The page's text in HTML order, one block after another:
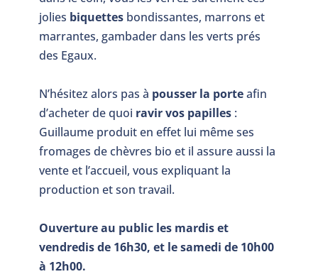
jolies biquettesbondissantes, marrons et
marrantes, gambader dans les verts prés
des Egaux.
N’hésitez alors pas à pousser la porteafin
d’acheter de quoi ravir vos papilles:
Guillaume produit en effet lui même ses
fromages de chèvres bio et il assure aussi la
vente et l’accueil, vous expliquant la
production et son travail.
Ouverture au public les mardis et
vendredis de 16h30, et le samedi de 10h00
à 12h00.